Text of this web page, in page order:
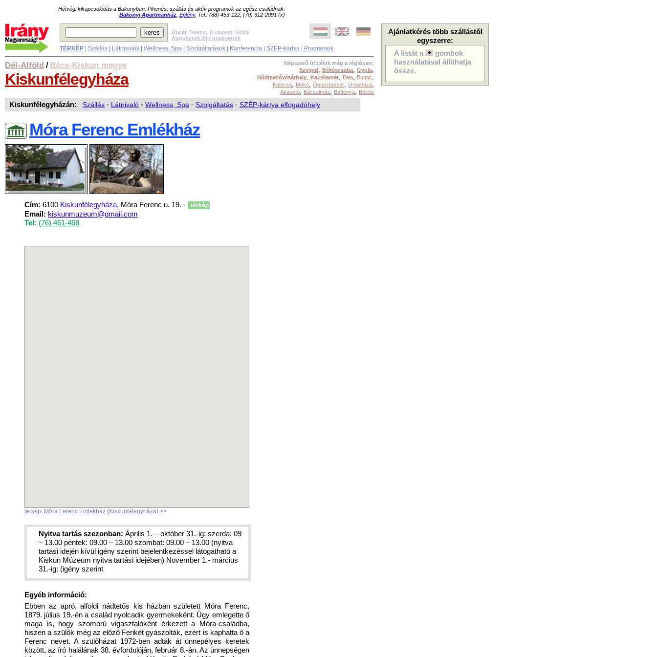
Hétvégi kikapcsolódás a Bakonyban. Pihenés, szállás és aktív programok az egész családnak.
Bakonyi Apartmanház Eplény, Tel.: (88) 453-122, (70) 312-2091 (x)
Ajánlatkérés több szállástól
egyszerre:
A listát a
gombok
használatával állíthatja
össze.
Úticél: Balaton Budapest Siófok
Augusztus 20-i programok
TÉRKÉP Szállás Látnivalók Wellness, Spa Szolgáltatások Konferencia SZÉP-kártya Programok
Népszerű úticélok még a régióban:
Szeged, Békéscsaba, Gyula,
Hódmezővásárhely, Kecskemét, Baja, Bugac,
Kalocsa, Makó, Ópusztaszer, Orosháza,
Akasztó, Bácsalmás, Battonya, Békés
Dél-Alföld / Bács-Kiskun megye
Kiskunfélegyháza
Kiskunfélegyházán: Szállás - Látnivaló - Wellness, Spa - Szolgáltatás - SZÉP-kártya elfogadóhely
Móra Ferenc Emlékház
Cím: 6100 Kiskunfélegyháza, Móra Ferenc u. 19. - térkép
Email: kiskunmuzeum@gmail.com
Tel: (76) 461-468
térkép: Móra Ferenc Emlékház (Kiskunfélegyháza) >>
Nyitva tartás szezonban: Április 1. – október 31.-ig: szerda: 09
– 13.00 péntek: 09.00 – 13.00 szombat: 09.00 – 13.00 (nyitva
tartási idején kívül igény szerint bejelentkezéssel látogatható a
Kiskun Múzeum nyitva tartási idejében) November 1.- március
31.-ig: (igény szerint
Egyéb információ:
Ebben az apró, alföldi nádtetős kis házban született Móra Ferenc,
1879. július 19.-én a család nyolcadik gyermekeként. Úgy emlegette ő
maga is, hogy szomorú vigasztalóként érkezett a Móra-családba,
hiszen a szülők még az előző Ferikét gyászolták, ezért is kaphatta ő a
Ferenc nevet. A szülőházat 1972-ben adták át ünnepélyes keretek
között, az író halálának 38. évfordulóján, február 8.-án. Az ünnepségen